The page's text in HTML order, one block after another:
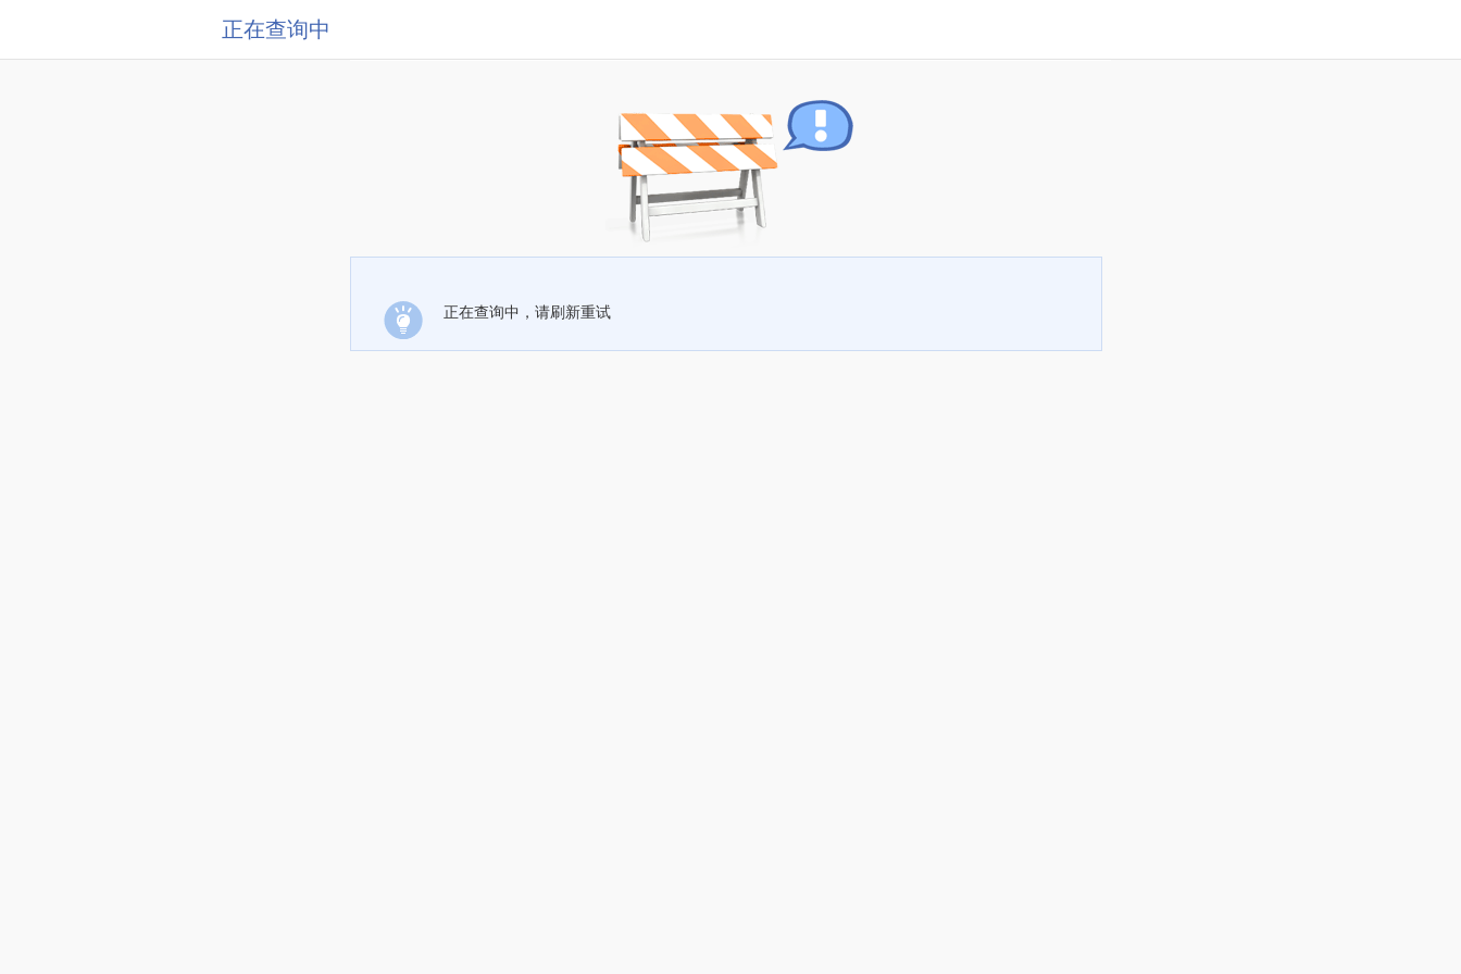
正在查询中
正在查询中，请刷新重试